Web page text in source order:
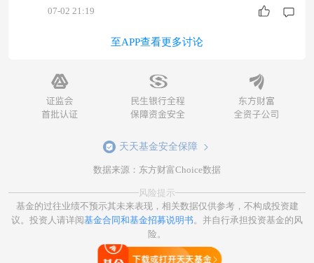
07-02 21:19
至APP查看更多讨论
天天基金安全保障
数据来源：东方财富Choice数据
风险提示
基金的过往业绩不预示其未来表现，相关数据仅供参考，不构成投资建
议。投资人请详阅基金合同和基金招募说明书 。并自行承担投资基金的风
险。
打开天天基金